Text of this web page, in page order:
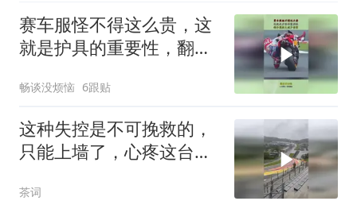
赛车服怪不得这么贵，这
就是护具的重要性，翻车
畅谈没烦恼 6跟贴
这种失控是不可挽救的，
只能上墙了，心疼这台阿
茶词